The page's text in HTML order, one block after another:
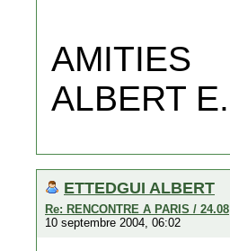
AMITIES
ALBERT E.
ETTEDGUI ALBERT
Re: RENCONTRE A PARIS / 24.08
10 septembre 2004, 06:02